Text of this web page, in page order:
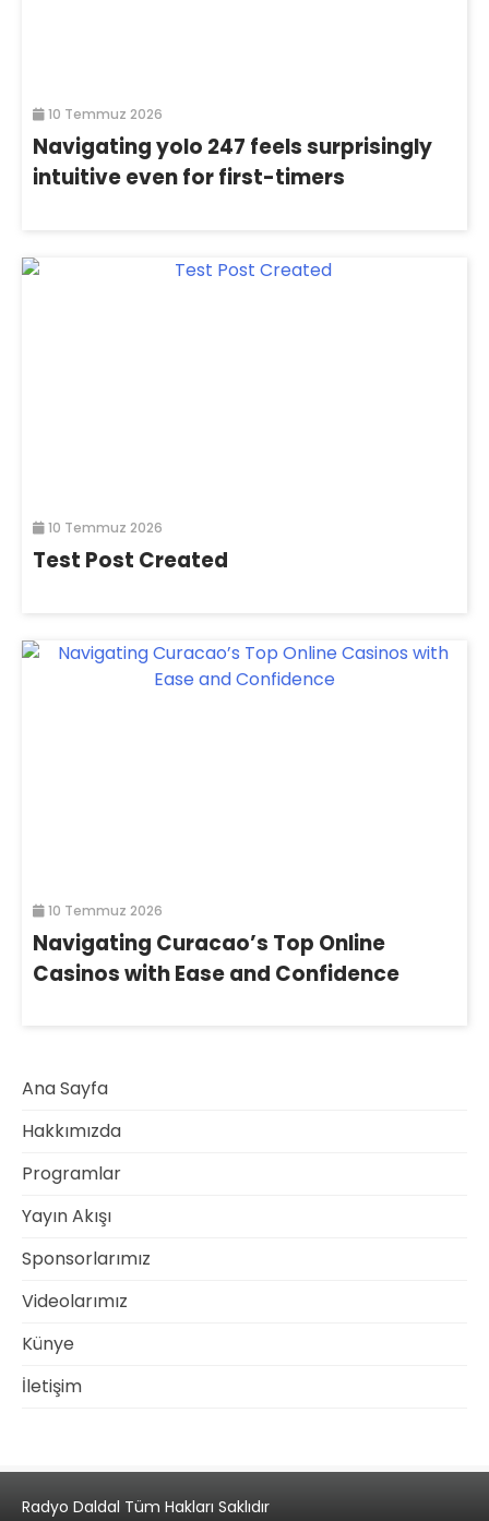
10 Temmuz 2026
Navigating yolo 247 feels surprisingly
intuitive even for first-timers
10 Temmuz 2026
Test Post Created
10 Temmuz 2026
Navigating Curacao’s Top Online
Casinos with Ease and Confidence
Ana Sayfa
Hakkımızda
Programlar
Yayın Akışı
Sponsorlarımız
Videolarımız
Künye
İletişim
Radyo Daldal Tüm Hakları Saklıdır